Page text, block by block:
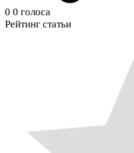
0 0 голоса
Рейтинг статьи